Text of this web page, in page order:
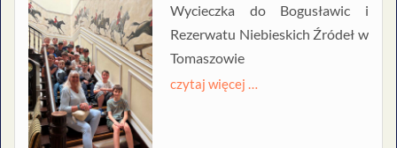
Wycieczka do Bogusławic i
Rezerwatu Niebieskich Źródeł w
Tomaszowie
czytaj więcej …